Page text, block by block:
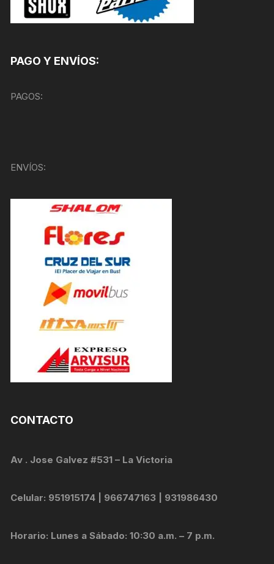
PAGO Y ENVÍOS:
PAGOS:
ENVÍOS:
CONTACTO
Av . Jose Galvez #531 – La Victoria
Celular: 951915174 | 966747163 | 931986430
Horario: Lunes a Sábado: 10:30 a.m. – 7 p.m.